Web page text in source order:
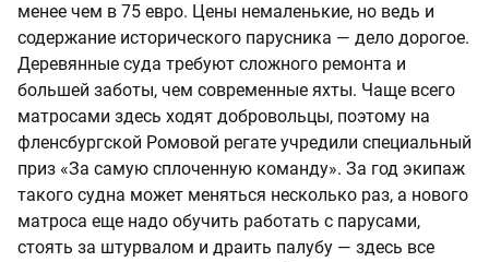
менее чем в 75 евро. Цены немаленькие, но ведь и
содержание исторического парусника — дело дорогое.
Деревянные суда требуют сложного ремонта и
большей заботы, чем современные яхты. Чаще всего
матросами здесь ходят добровольцы, поэтому на
фленсбургской Ромовой регате учредили специальный
приз «За самую сплоченную команду». За год экипаж
такого судна может меняться несколько раз, а нового
матроса еще надо обучить работать с парусами,
стоять за штурвалом и драить палубу — здесь все